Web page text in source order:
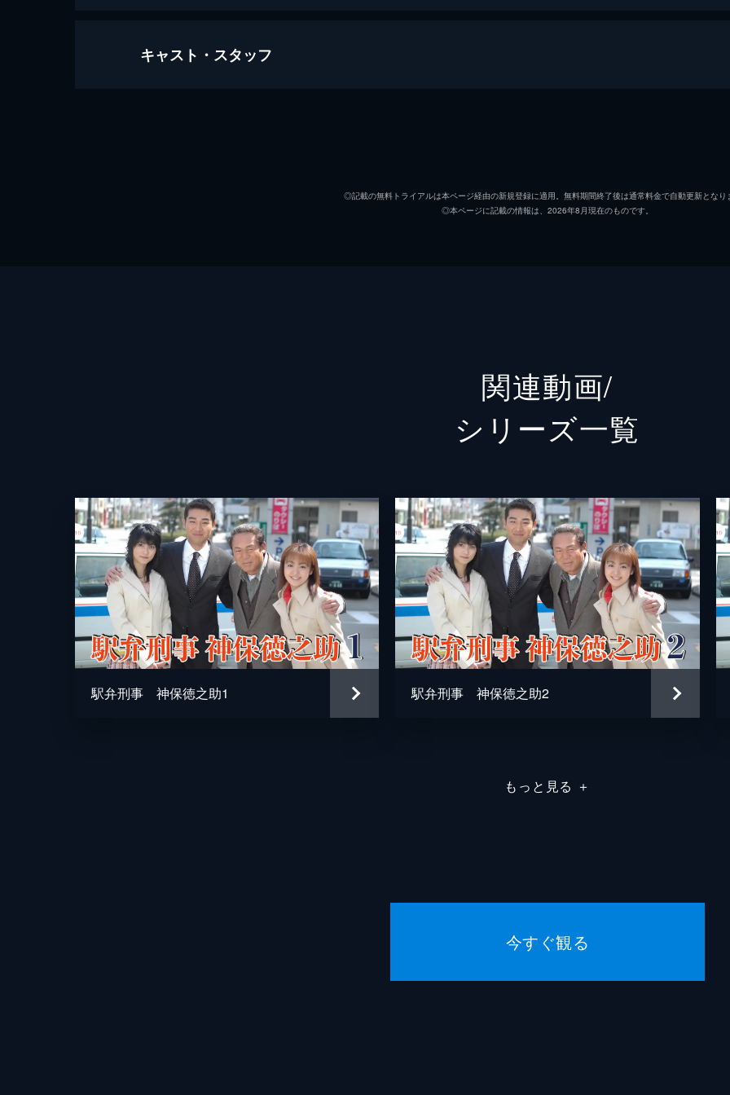
駅弁刑事 神保徳之助9
キャスト・スタッフ
松尾伴内
遊井亮子
川村ゆきえ
演出 上野貴弘
◎記載の無料トライアルは本ページ経由の新規登録に適用。無料期間終了後は通常料金で自動更新となり
◎本ページに記載の情報は、2026年8月現在のものです。
関連動画/
シリーズ⼀覧
駅弁刑事 神保徳之助1 駅弁刑事 神保徳之助2
もっと見る ＋
今すぐ観る